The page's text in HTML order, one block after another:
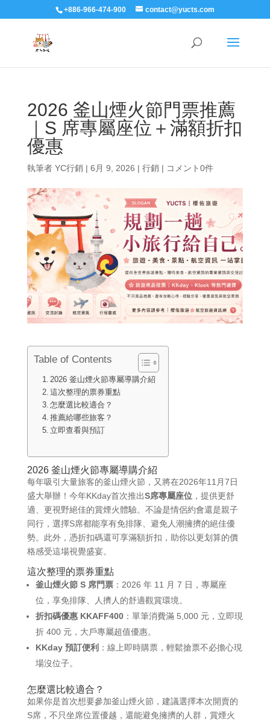
+886-966-474-900 contact@yucts.com
2026 釜山煙火節門票推薦
｜S 席專屬座位＋滿額折扣
優惠
執筆者 YC行銷| 6月 9, 2026 | 行銷| コメント0件
Table of Contents
2026 釜山煙火節專屬導購介紹
這次整理的票券重點
怎麼選比較適合？
推薦給哪些旅客？
立即查看與預訂
2026 釜山煙火節專屬導購介紹
每年吸引大量旅客的釜山煙火節，又將在2026年11月7日
盛大舉辦！今年KKday首次推出S席專屬座位，提供更舒
適、更視野絕佳的賞煙火體驗。不論是情侶約會還是親子
同行，選擇S席都能享有免排隊、避免人潮擁擠的絕佳優
勢。此外，憑折扣碼還可享滿額折扣，助你以更划算的價
格感受這場視覺盛宴。
這次整理的票券重點
釜山煙火節 S 席門票：2026 年 11 月 7 日，專屬座
位，享免排隊、人擠人的舒適觀賞環境。
折扣碼優惠 KKAFF400：單筆消費滿 5,000 元，立即現
折 400 元，大戶專屬超值優惠。
KKday 預訂便利 ：線上即時購票，輕鬆搶票不必擔心現
場沒位子。
怎麼選比較適合？
如果你是首次想要參加釜山煙火節，建議選擇本次開賣的
S席，不只坐席位置優越，還能避免擁擠的人群，賞煙火